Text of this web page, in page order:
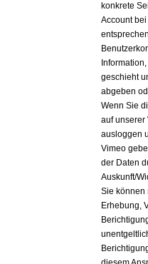
konkrete
Account
geschieht
abgeben
Wenn Sie
auf unserer
ausloggen
Vimeo
der Daten
Auskunft/
Sie können
Erhebung,